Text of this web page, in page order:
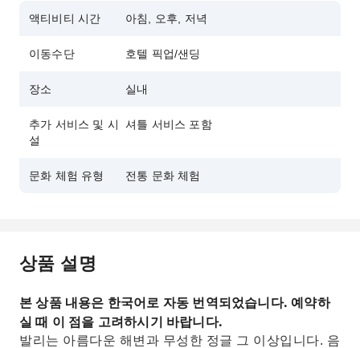
액티비티 시간 아침, 오후, 저녁
이동수단 호텔 픽업/샌딩
장소 실내
추가 서비스 및 시
설
셔틀 서비스 포함
문화 체험 유형 전통 문화 체험
상품 설명
본 상품 내용은 한국어로 자동 번역되었습니다. 예약하
실 때 이 점을 고려하시기 바랍니다.
발리는 아름다운 해변과 무성한 정글 그 이상입니다. 음